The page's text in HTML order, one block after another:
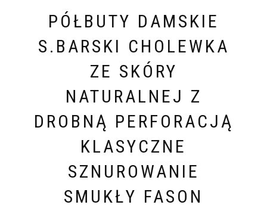
PÓŁBUTY DAMSKIE
S.BARSKI CHOLEWKA
ZE SKÓRY
NATURALNEJ Z
DROBNĄ PERFORACJĄ
KLASYCZNE
SZNUROWANIE
SMUKŁY FASON